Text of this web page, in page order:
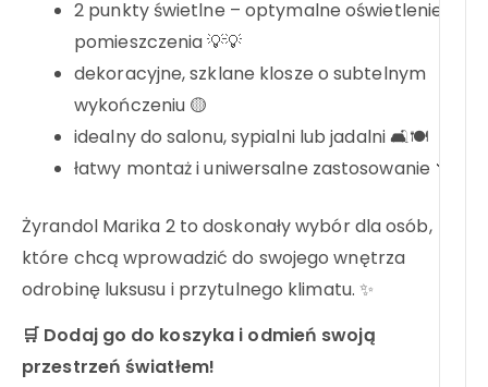
2 punkty świetlne – optymalne oświetlenie
pomieszczenia 💡💡
dekoracyjne, szklane klosze o subtelnym
wykończeniu 🟡
idealny do salonu, sypialni lub jadalni 🛋️🍽️
łatwy montaż i uniwersalne zastosowanie 🔧
Żyrandol Marika 2 to doskonały wybór dla osób,
które chcą wprowadzić do swojego wnętrza
odrobinę luksusu i przytulnego klimatu. ✨
🛒 Dodaj go do koszyka i odmień swoją
przestrzeń światłem!